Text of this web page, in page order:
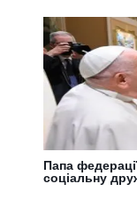
Папа
соціальну